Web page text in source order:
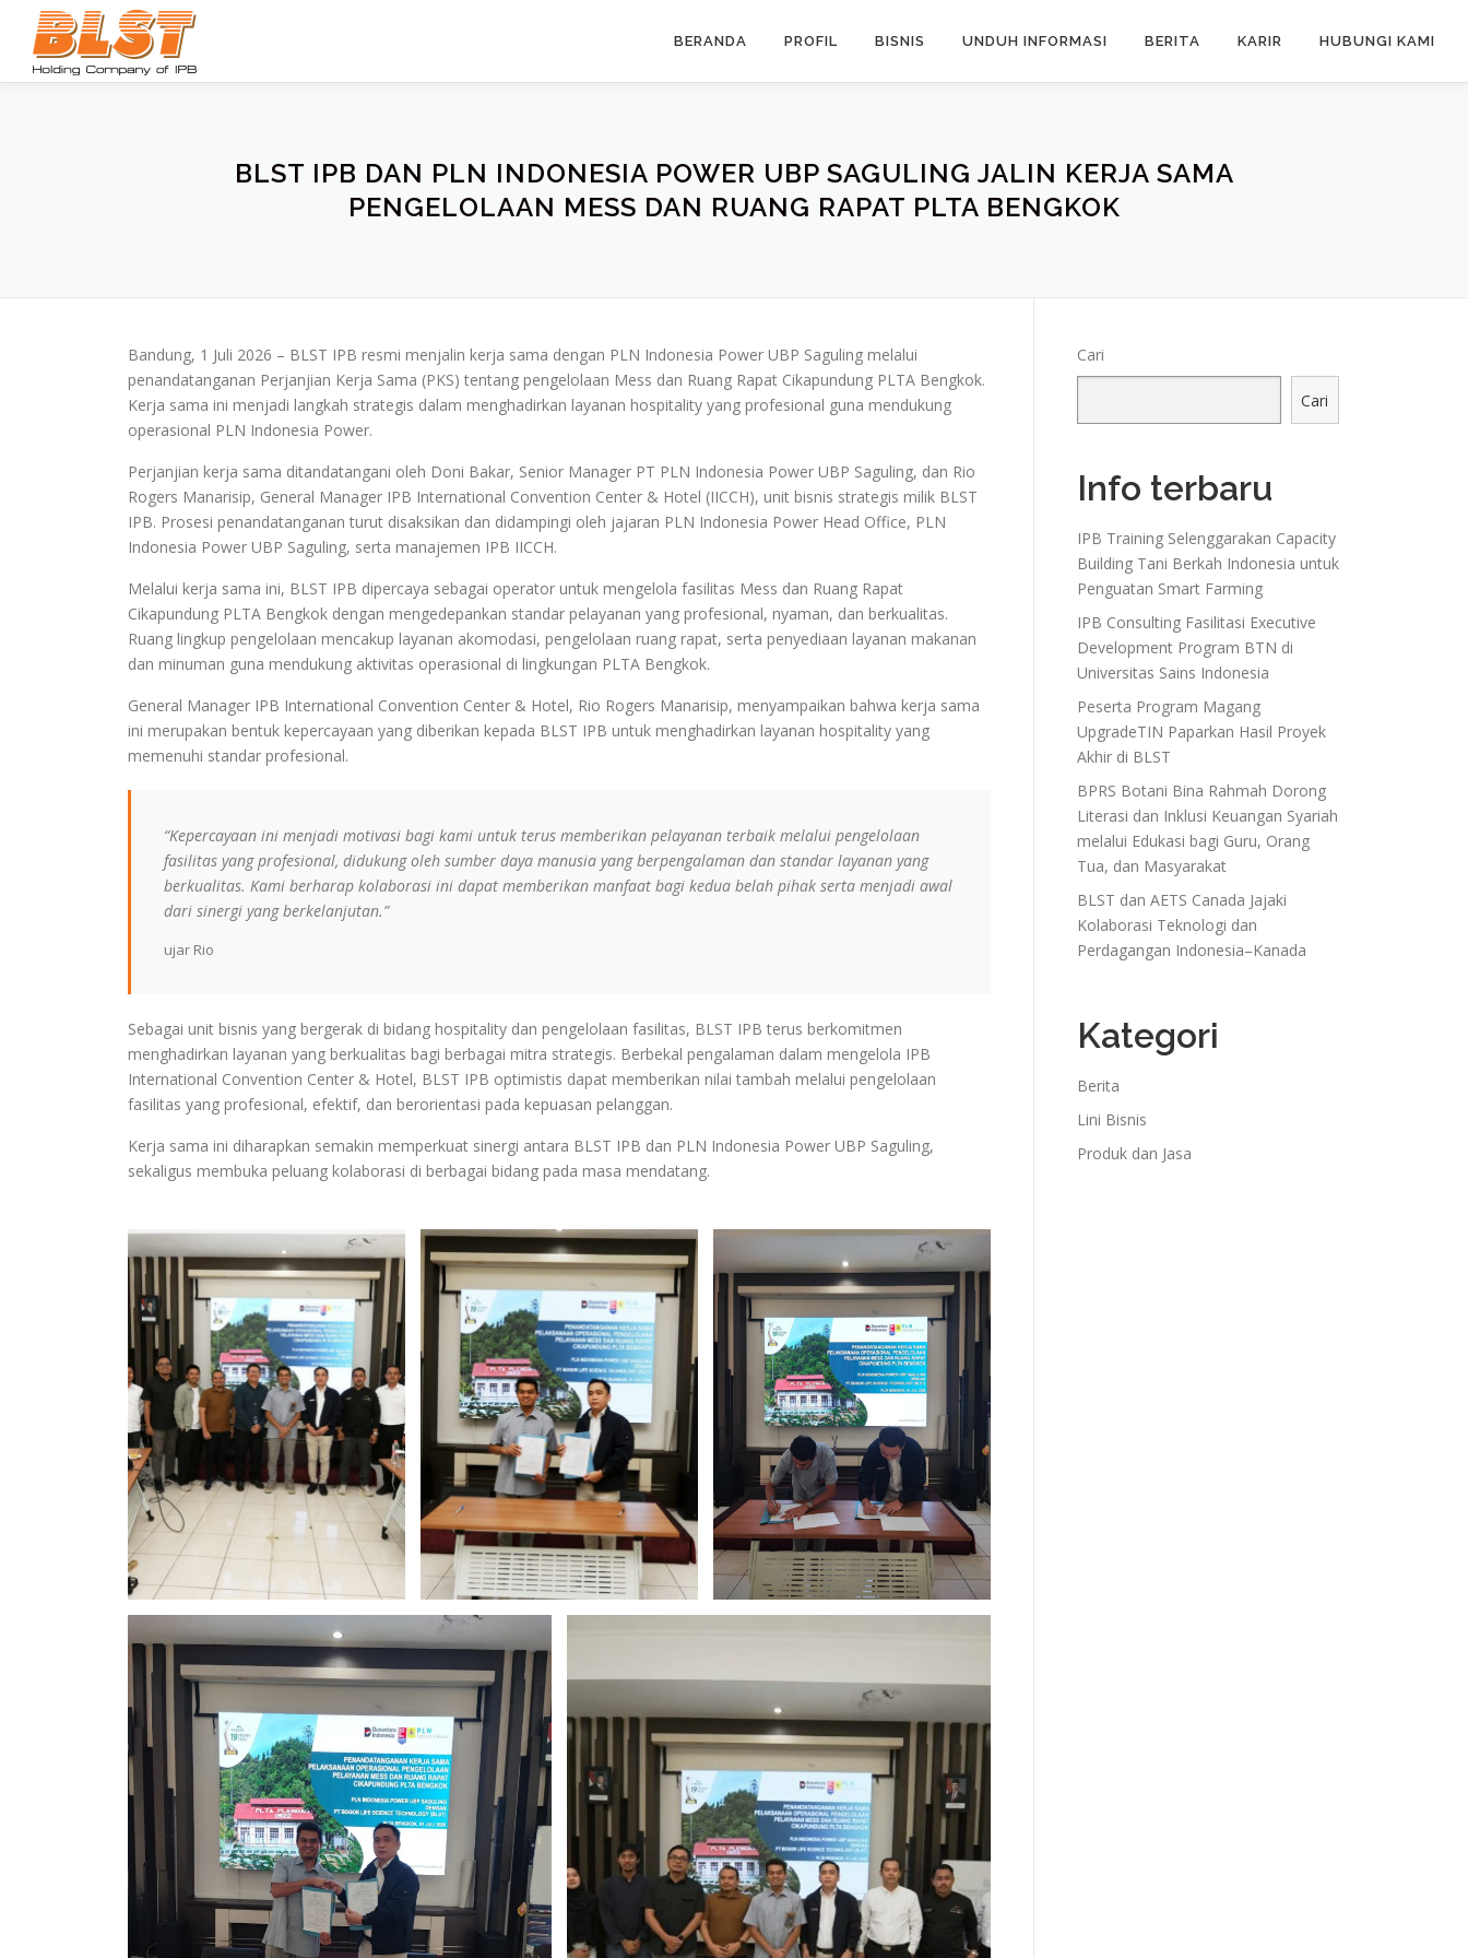
Lompat
konten
BERANDA PROFIL BISNIS UNDUH INFORMASI BERITA KARIR HUBUNGI KAMI
BLST IPB DAN PLN INDONESIA POWER UBP SAGULING JALIN KERJA SAMA
PENGELOLAAN MESS DAN RUANG RAPAT PLTA BENGKOK
Bandung, 1 Juli 2026 – BLST IPB resmi menjalin kerja sama dengan PLN Indonesia Power UBP Saguling melalui
penandatanganan Perjanjian Kerja Sama (PKS) tentang pengelolaan Mess dan Ruang Rapat Cikapundung PLTA Bengkok.
Kerja sama ini menjadi langkah strategis dalam menghadirkan layanan hospitality yang profesional guna mendukung
operasional PLN Indonesia Power.
Perjanjian kerja sama ditandatangani oleh Doni Bakar, Senior Manager PT PLN Indonesia Power UBP Saguling, dan Rio
Rogers Manarisip, General Manager IPB International Convention Center & Hotel (IICCH), unit bisnis strategis milik BLST
IPB. Prosesi penandatanganan turut disaksikan dan didampingi oleh jajaran PLN Indonesia Power Head Office, PLN
Indonesia Power UBP Saguling, serta manajemen IPB IICCH.
Melalui kerja sama ini, BLST IPB dipercaya sebagai operator untuk mengelola fasilitas Mess dan Ruang Rapat
Cikapundung PLTA Bengkok dengan mengedepankan standar pelayanan yang profesional, nyaman, dan berkualitas.
Ruang lingkup pengelolaan mencakup layanan akomodasi, pengelolaan ruang rapat, serta penyediaan layanan makanan
dan minuman guna mendukung aktivitas operasional di lingkungan PLTA Bengkok.
General Manager IPB International Convention Center & Hotel, Rio Rogers Manarisip, menyampaikan bahwa kerja sama
ini merupakan bentuk kepercayaan yang diberikan kepada BLST IPB untuk menghadirkan layanan hospitality yang
memenuhi standar profesional.
“Kepercayaan ini menjadi motivasi bagi kami untuk terus memberikan pelayanan terbaik melalui pengelolaan
fasilitas yang profesional, didukung oleh sumber daya manusia yang berpengalaman dan standar layanan yang
berkualitas. Kami berharap kolaborasi ini dapat memberikan manfaat bagi kedua belah pihak serta menjadi awal
dari sinergi yang berkelanjutan.”
ujar Rio
Sebagai unit bisnis yang bergerak di bidang hospitality dan pengelolaan fasilitas, BLST IPB terus berkomitmen
menghadirkan layanan yang berkualitas bagi berbagai mitra strategis. Berbekal pengalaman dalam mengelola IPB
International Convention Center & Hotel, BLST IPB optimistis dapat memberikan nilai tambah melalui pengelolaan
fasilitas yang profesional, efektif, dan berorientasi pada kepuasan pelanggan.
Kerja sama ini diharapkan semakin memperkuat sinergi antara BLST IPB dan PLN Indonesia Power UBP Saguling,
sekaligus membuka peluang kolaborasi di berbagai bidang pada masa mendatang.
Cari
Cari
Info terbaru
IPB Training Selenggarakan Capacity
Building Tani Berkah Indonesia untuk
Penguatan Smart Farming
IPB Consulting Fasilitasi Executive
Development Program BTN di
Universitas Sains Indonesia
Peserta Program Magang
UpgradeTIN Paparkan Hasil Proyek
Akhir di BLST
BPRS Botani Bina Rahmah Dorong
Literasi dan Inklusi Keuangan Syariah
melalui Edukasi bagi Guru, Orang
Tua, dan Masyarakat
BLST dan AETS Canada Jajaki
Kolaborasi Teknologi dan
Perdagangan Indonesia–Kanada
Kategori
Berita
Lini Bisnis
Produk dan Jasa